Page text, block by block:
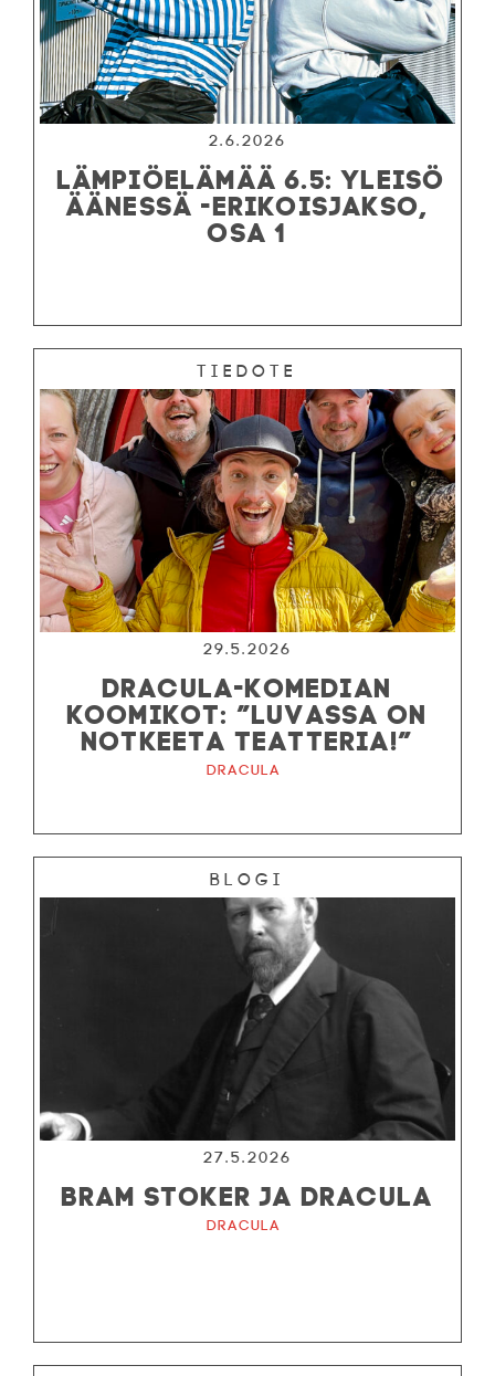
2.6.2026
LÄMPIÖELÄMÄÄ 6.5: YLEISÖ
ÄÄNESSÄ -ERIKOISJAKSO,
OSA 1
Tiedote
29.5.2026
DRACULA-KOMEDIAN
KOOMIKOT: ”LUVASSA ON
NOTKEETA TEATTERIA!”
Dracula
Blogi
27.5.2026
BRAM STOKER JA DRACULA
Dracula